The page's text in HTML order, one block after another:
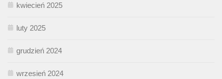
kwiecień 2025
luty 2025
grudzień 2024
wrzesień 2024